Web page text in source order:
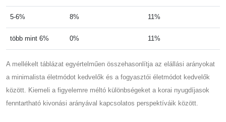
5-6% 8% 11%
több mint 6% 0% 11%
A mellékelt táblázat egyértelműen összehasonlítja az elállási arányokat
a minimalista életmódot kedvelők és a fogyasztói életmódot kedvelők
között. Kiemeli a figyelemre méltó különbségeket a korai nyugdíjasok
fenntartható kivonási arányával kapcsolatos perspektíváik között.